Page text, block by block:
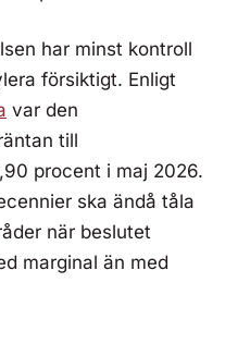
har minst kontroll
försiktigt. Enligt
var den
till
procent i maj 2026.
ska ändå tåla
när beslutet
marginal än med